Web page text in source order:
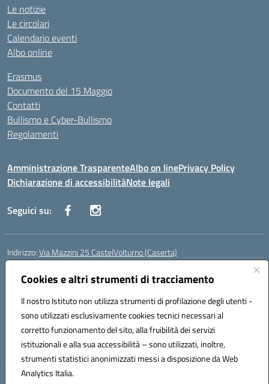
Cookies e altri strumenti di tracciamento
Il nostro Istituto non utilizza strumenti di profilazione degli utenti -
sono utilizzati esclusivamente cookies tecnici necessari al
corretto funzionamento del sito, alla fruibilità dei servizi
istituzionali e alla sua accessibilità – sono utilizzati, inoltre,
strumenti statistici anonimizzati messi a disposizione da Web
Analytics Italia.
Le notizie
Le circolari
Calendario eventi
Albo online
Erasmus
Documento del 15 Maggio
Contatti
Bullismo e Cyber-Bullismo
Regolamenti
Amministrazione TrasparenteAlbo on linePrivacy Policy
Dichiarazione di accessibilitàNote legali
Seguici su:
Indirizzo:Via Mazzini 25 CastelVolturno (Caserta)
Centralino:
Posta elettronica certificata (PEC):ceis014005@pec.istruzione.it
Codice fiscale: 93063510619
Codice meccanografico:CEIS014005
Codice Indice delle Pubbliche Amministrazioni (IPA): istsc_ceis014005
Codice unico di fatturazione (CUF): UOU8EW